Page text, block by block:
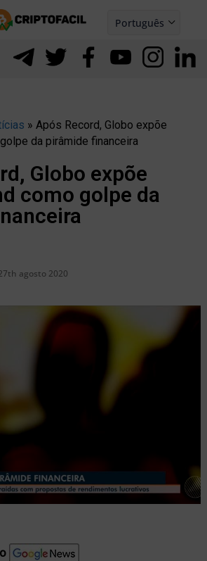
Português
Español
» Após Record, Globo expõe
da pirâmide financeira
Globo expõe
como golpe da
agosto 2020